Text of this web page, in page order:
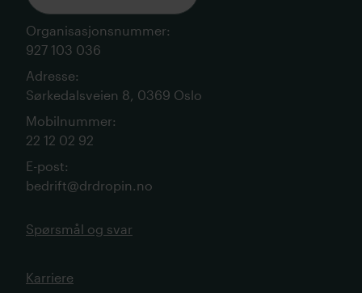
Organisasjonsnummer:
927 103 036
Adresse:
Sørkedalsveien 8, 0369 Oslo
Mobilnummer:
22 12 02 92
E-post:
bedrift@drdropin.no
Spørsmål og svar
Karriere